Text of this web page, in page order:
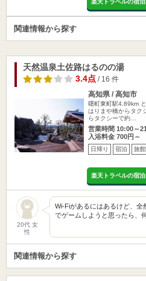
楽天トラベルの宿
関連情報から探す
天然温泉土佐路はるのの湯
3.4点/ 16 件
高知県 / 高知市
曙町東町駅4.89km
はりまや橋からタク
らタクシーで約…
営業時間 10:00～
入浴料金 700円～
日帰り 宿泊 旅館
楽天トラベルの宿
20代 女
性
Wi-Fiがあるにはあるけど、全
でゲームしようと思ったら、
関連情報から探す